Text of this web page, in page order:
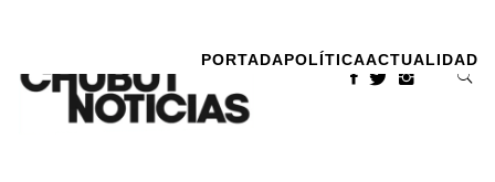
contenido
PORTADAPOLÍTICAACTUALIDAD